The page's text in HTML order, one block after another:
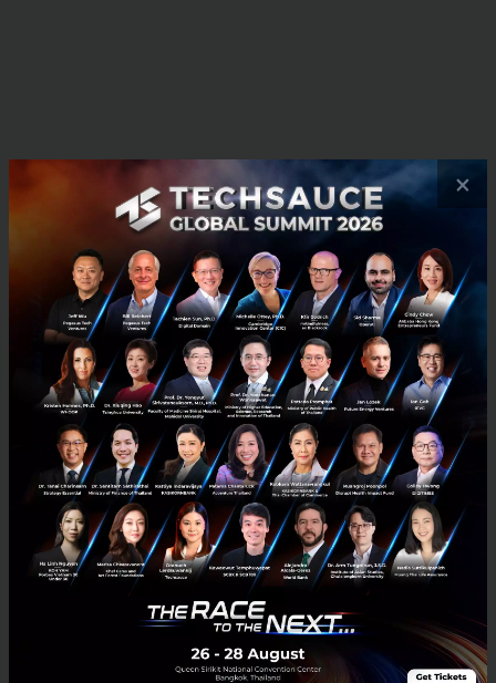
CIMBT SABUY e-wallet SABUY Money
No comment
×